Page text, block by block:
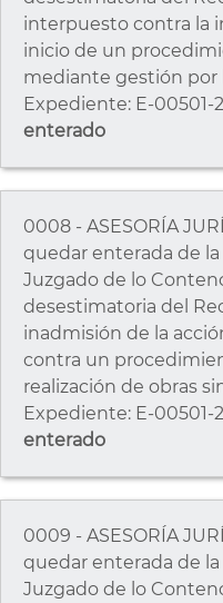
interpuesto contra la
inicio de un
mediante gestión por
Expediente: E-00501-
enterado
0008 - ASESORÍA
quedar enterada de
Juzgado de lo
desestimatoria del
inadmisión de la
contra un
realización de obras
Expediente: E-00501-
enterado
0009 - ASESORÍA
quedar enterada de
Juzgado de lo